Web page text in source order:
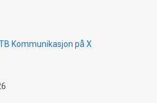
Kommunikasjon på X